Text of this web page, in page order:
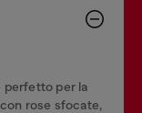
perfetto per la
rose sfocate,